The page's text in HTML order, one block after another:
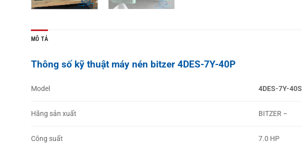
MÔ TẢ
Thông số kỹ thuật máy nén bitzer 4DES-7Y-40P
Model 4DES-7Y-40S
Hãng sản xuất BITZER –
Công suất 7.0 HP